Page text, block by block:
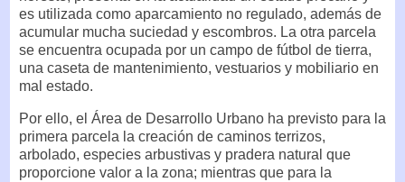
es utilizada como aparcamiento no regulado, además de
acumular mucha suciedad y escombros. La otra parcela
se encuentra ocupada por un campo de fútbol de tierra,
una caseta de mantenimiento, vestuarios y mobiliario en
mal estado.
Por ello, el Área de Desarrollo Urbano ha previsto para la
primera parcela la creación de caminos terrizos,
arbolado, especies arbustivas y pradera natural que
proporcione valor a la zona; mientras que para la